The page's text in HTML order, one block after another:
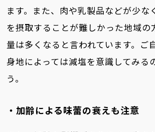
ます。また、肉や乳製品などが少な
を摂取することが難しかった地域の
量は多くなると言われています。ご
身地によっては減塩を意識してみる
う。
・加齢による味蕾の衰えも注意